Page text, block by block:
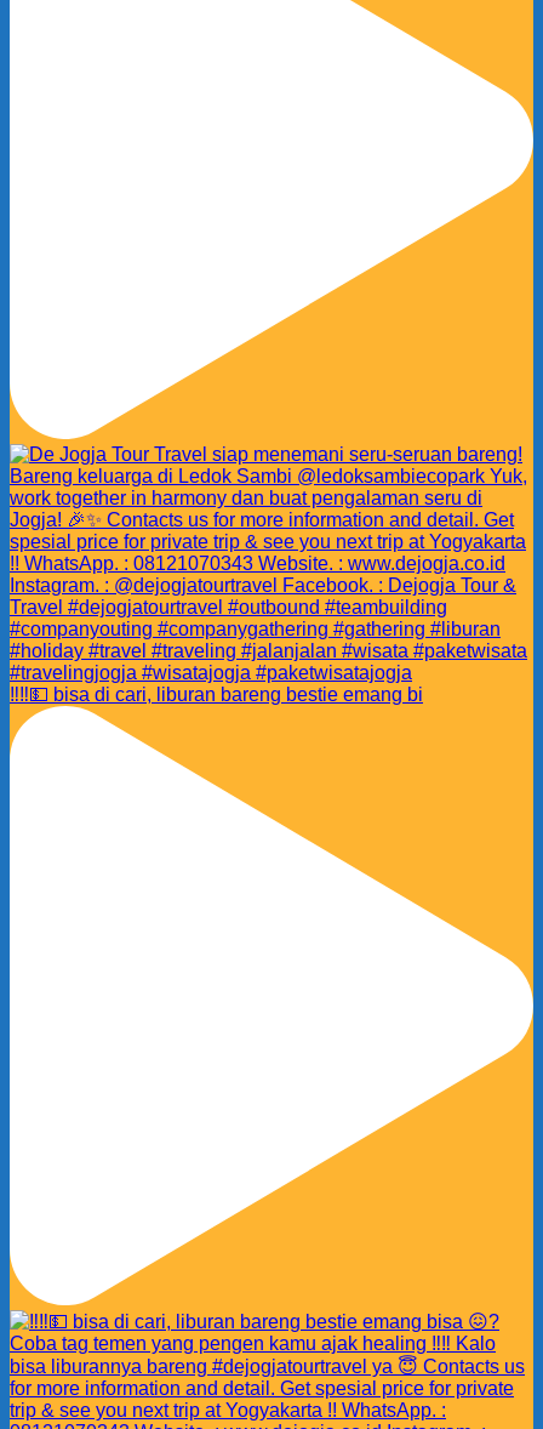
‼️‼️💵 bisa di cari, liburan bareng bestie emang bi